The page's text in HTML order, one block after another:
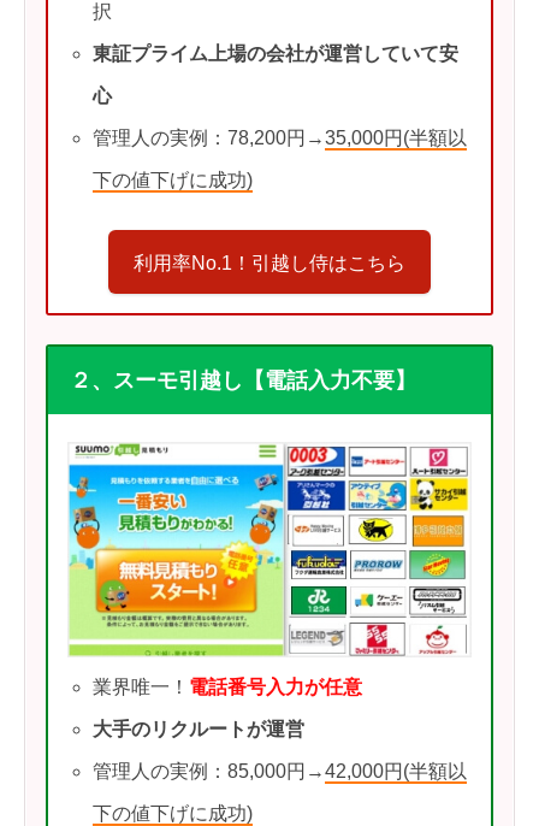
択
東証プライム上場の会社が運営していて安
心
管理人の実例：78,200円→35,000円(半額以
下の値下げに成功)
利用率No.1！引越し侍はこちら
２、スーモ引越し【電話入力不要】
業界唯一！ 電話番号入力が任意
大手のリクルートが運営
管理人の実例：85,000円→42,000円(半額以
下の値下げに成功)